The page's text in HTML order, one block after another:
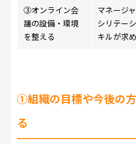
③オンライン会
議の設備・環境
を整える
マネージ
シリテー
キルが求
①組織の目標や今後の
る